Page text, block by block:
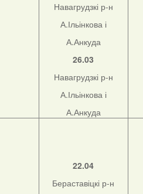
Навагрудзкі р-н
А.Ільінкова і
А.Анкуда
26.03
Навагрудзкі р-н
А.Ільінкова і
А.Анкуда
22.04
Бераставіцкі р-н